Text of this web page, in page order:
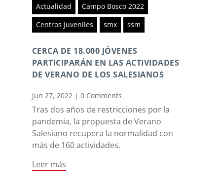
Actualidad
Campo Bosco 2022
Centros Juveniles
smx ssm
CERCA DE 18.000 JÓVENES
PARTICIPARÁN EN LAS ACTIVIDADES
DE VERANO DE LOS SALESIANOS
Jun 27, 2022| 0 Comments
Tras dos años de restricciones por la
pandemia, la propuesta de Verano
Salesiano recupera la normalidad con
más de 160 actividades.
Leer más